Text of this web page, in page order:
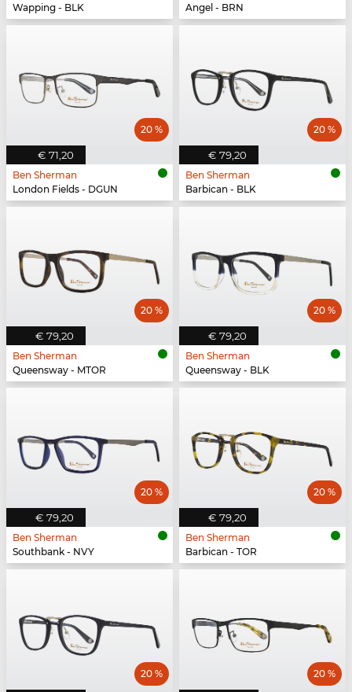
Wapping - BLK
Angel - BRN
€ 71,20
20 %
Ben Sherman
London Fields - DGUN
€ 79,20
20 %
Ben Sherman
Barbican - BLK
€ 79,20
20 %
Ben Sherman
Queensway - MTOR
€ 79,20
20 %
Ben Sherman
Queensway - BLK
€ 79,20
20 %
Ben Sherman
Southbank - NVY
€ 79,20
20 %
Ben Sherman
Barbican - TOR
20 % 20 %